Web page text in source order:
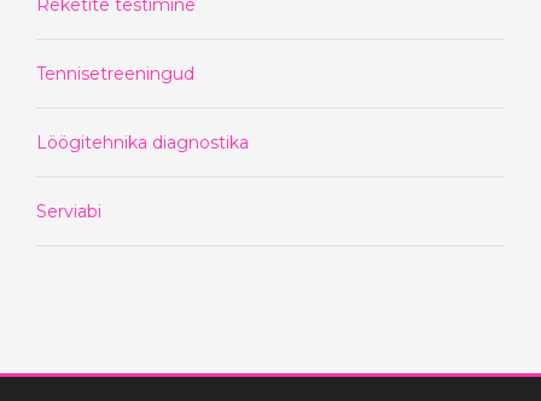
Reketite testimine
Tennisetreeningud
Löögitehnika diagnostika
Serviabi